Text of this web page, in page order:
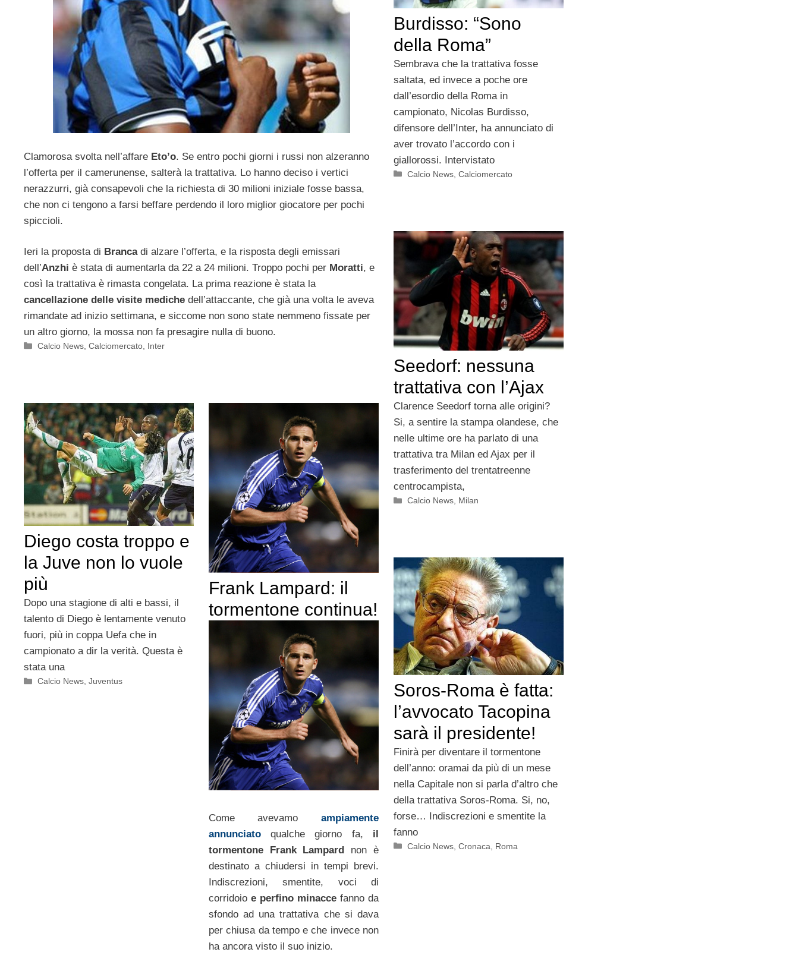
Clamorosa svolta nell’affare Eto’o. Se entro pochi giorni i russi non alzeranno
l’offerta per il camerunense, salterà la trattativa. Lo hanno deciso i vertici
nerazzurri, già consapevoli che la richiesta di 30 milioni iniziale fosse bassa,
che non ci tengono a farsi beffare perdendo il loro miglior giocatore per pochi
spiccioli.
Ieri la proposta di Brancadi alzare l’offerta, e la risposta degli emissari
dell’Anzhi è stata di aumentarla da 22 a 24 milioni. Troppo pochi per Moratti, e
così la trattativa è rimasta congelata. La prima reazione è stata la
cancellazione delle visite mediche dell’attaccante, che già una volta le aveva
rimandate ad inizio settimana, e siccome non sono state nemmeno fissate per
un altro giorno, la mossa non fa presagire nulla di buono.
Categorie
Calcio News ,Calciomercato Inter
Burdisso: “Sono
della Roma”
Sembrava che la trattativa fosse
saltata, ed invece a poche ore
dall’esordio della Roma in
campionato, Nicolas Burdisso,
difensore dell’Inter, ha annunciato di
aver trovato l’accordo con i
giallorossi. Intervistato
Categorie
Calcio News ,Calciomercato
Seedorf: nessuna
trattativa con l’Ajax
Clarence Seedorf torna alle origini?
Si, a sentire la stampa olandese, che
nelle ultime ore ha parlato di una
trattativa tra Milan ed Ajax per il
trasferimento del trentatreenne
centrocampista,
Categorie
Calcio News, Milan
Diego costa troppo e
la Juve non lo vuole
più
Dopo una stagione di alti e bassi, il
talento di Diego è lentamente venuto
fuori, più in coppa Uefa che in
campionato a dir la verità. Questa è
stata una
Categorie
Calcio News ,Juventus
Frank Lampard: il
tormentone continua!
Come avevamo ampiamente
annunciatoqualche giorno fa, il
tormentone Frank Lampard
non è
destinato a chiudersi in tempi brevi.
Indiscrezioni, smentite, voci di
corridoio e perfino minaccefanno da
sfondo ad una trattativa che si dava
per chiusa da tempo e che invece non
ha ancora visto il suo inizio.
Soros-Roma è fatta:
l’avvocato Tacopina
sarà il presidente!
Finirà per diventare il tormentone
dell’anno: oramai da più di un mese
nella Capitale non si parla d’altro che
della trattativa Soros-Roma. Si, no,
forse… Indiscrezioni e smentite la
fanno
Categorie
Calcio News ,Cronaca Roma